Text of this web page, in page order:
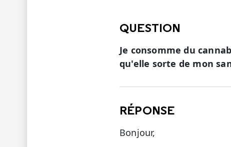
QUESTION
Je consomme du
qu'elle sorte de mon
RÉPONSE
Bonjour,